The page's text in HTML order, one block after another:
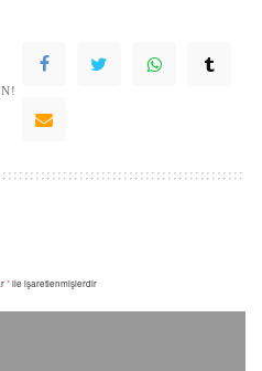
*ile işaretlenmişlerdir